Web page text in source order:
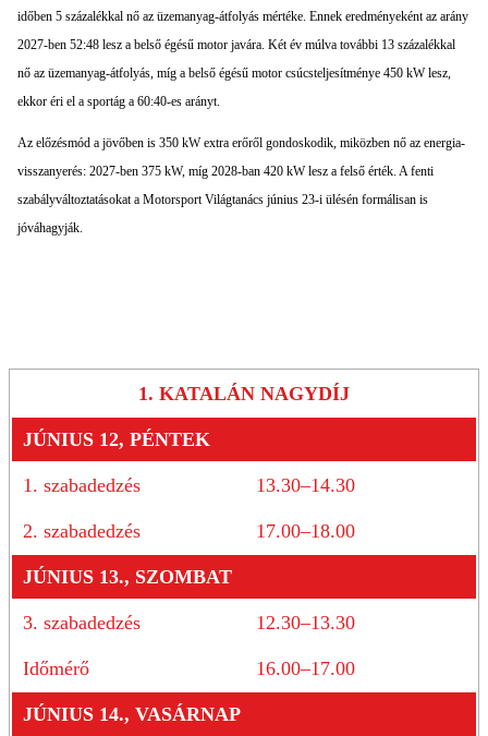
időben 5 százalékkal nő az üzemanyag-átfolyás mértéke. Ennek eredményeként az arány
2027-ben 52:48 lesz a belső égésű motor javára. Két év múlva további 13 százalékkal
nő az üzemanyag-átfolyás, míg a belső égésű motor csúcsteljesítménye 450 kW lesz,
ekkor éri el a sportág a 60:40-es arányt.
Az előzésmód a jövőben is 350 kW extra erőről gondoskodik, miközben nő az energia-
visszanyerés: 2027-ben 375 kW, míg 2028-ban 420 kW lesz a felső érték. A fenti
szabályváltoztatásokat a Motorsport Világtanács június 23-i ülésén formálisan is
jóváhagyják.
1. KATALÁN NAGYDÍJ
JÚNIUS 12, PÉNTEK
1. szabadedzés 13.30–14.30
2. szabadedzés 17.00–18.00
JÚNIUS 13., SZOMBAT
3. szabadedzés 12.30–13.30
Időmérő 16.00–17.00
JÚNIUS 14., VASÁRNAP